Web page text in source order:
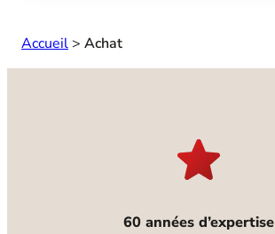
Accueil > Achat
60 années d’expertise